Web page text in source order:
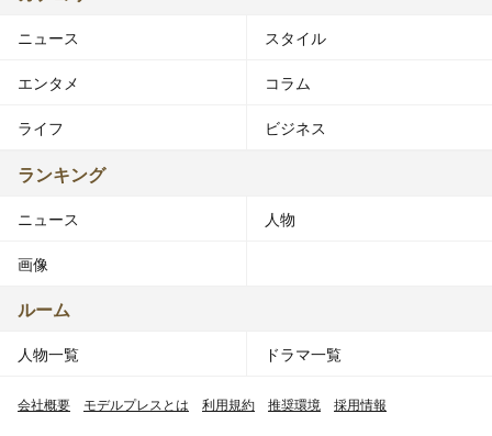
ニュース スタイル
エンタメ コラム
ライフ ビジネス
ランキング
ニュース 人物
画像
ルーム
人物一覧 ドラマ一覧
会社概要 モデルプレスとは 利用規約 推奨環境 採用情報